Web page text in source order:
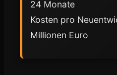
24 Monate
Kosten pro
Millionen Euro